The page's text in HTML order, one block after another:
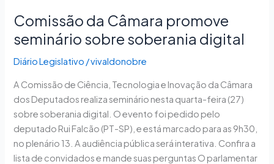
Comissão da Câmara promove
seminário sobre soberania digital
Diário Legislativo /vivaldonobre
A Comissão de Ciência, Tecnologia e Inovação da Câmara
dos Deputados realiza seminário nesta quarta-feira (27)
sobre soberania digital. O evento foi pedido pelo
deputado Rui Falcão (PT-SP), e está marcado para as 9h30,
no plenário 13. A audiência pública será interativa. Confira a
lista de convidados e mande suas perguntas O parlamentar